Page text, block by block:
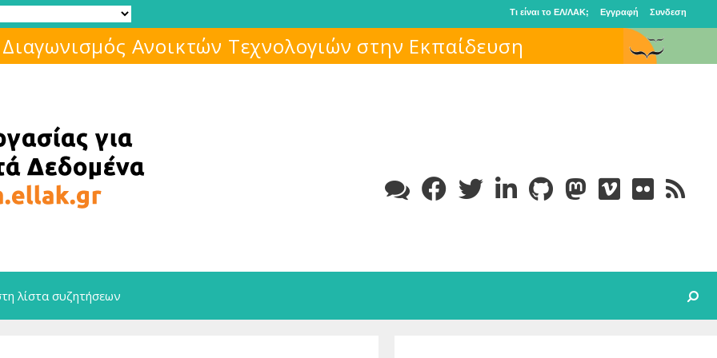
Τι είναι το ΕΛ/ΛΑΚ; Εγγραφή Συνδεση
Ανοικτών Τεχνολογιών στην Εκπαίδευση
λίστα συζητήσεων Search